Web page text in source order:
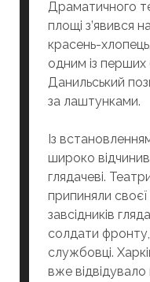
Драматичного
площі з’явився
красень-
одним із перших
Данильський
за лаштунками.
Із
широко
глядачеві.
припиняли
завсідників
солдати фронту,
службовці.
вже